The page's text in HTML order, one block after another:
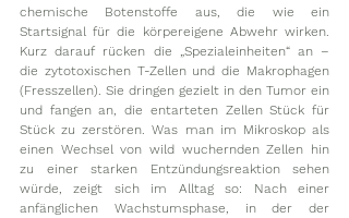
chemische Botenstoffe aus, die wie ein
Startsignal für die körpereigene Abwehr wirken.
Kurz darauf rücken die „Spezialeinheiten“ an –
die zytotoxischen T-Zellen und die Makrophagen
(Fresszellen). Sie dringen gezielt in den Tumor ein
und fangen an, die entarteten Zellen Stück für
Stück zu zerstören. Was man im Mikroskop als
einen Wechsel von wild wuchernden Zellen hin
zu einer starken Entzündungsreaktion sehen
würde, zeigt sich im Alltag so: Nach einer
anfänglichen Wachstumsphase, in der der